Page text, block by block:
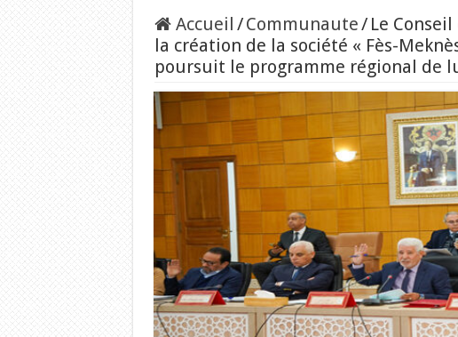
Accueil /Communaute/ Le
la création de la société « Fès-
poursuit le programme régional de